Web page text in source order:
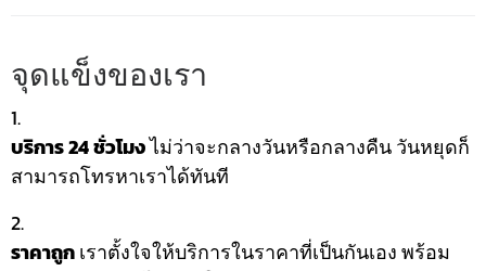
จุดแข็งของเรา
บริการ 24 ชั่วโมงไม่ว่าจะกลางวันหรือกลางคืน วันหยุดก็
สามารถโทรหาเราได้ทันที
ราคาถูกเราตั้งใจให้บริการในราคาที่เป็นกันเอง พร้อม